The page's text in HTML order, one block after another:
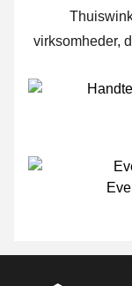
virksomheder,